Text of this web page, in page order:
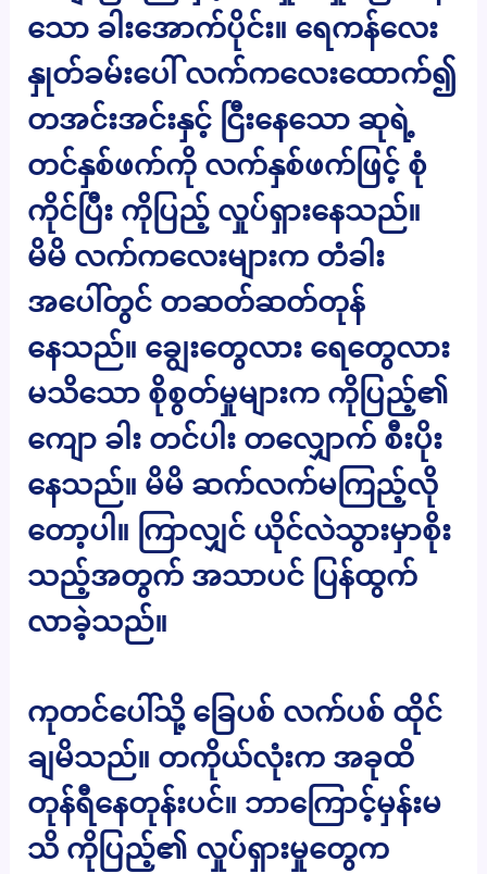
သော ခါးအောက်ပိုင်း။ ရေကန်လေး
နှုတ်ခမ်းပေါ် လက်ကလေးထောက်၍
တအင်းအင်းနှင့် ငြီးနေသော ဆုရဲ့
တင်နှစ်ဖက်ကို လက်နှစ်ဖက်ဖြင့် စုံ
ကိုင်ပြီး ကိုပြည့် လှုပ်ရှားနေသည်။
မိမိ လက်ကလေးများက တံခါး
အပေါ်တွင် တဆတ်ဆတ်တုန်
နေသည်။ ချွေးတွေလား ရေတွေလား
မသိသော စိုစွတ်မှုများက ကိုပြည့်၏
ကျော ခါး တင်ပါး တလျှောက် စီးပိုး
နေသည်။ မိမိ ဆက်လက်မကြည့်လို
တော့ပါ။ ကြာလျှင် ယိုင်လဲသွားမှာစိုး
သည့်အတွက် အသာပင် ပြန်ထွက်
လာခဲ့သည်။
ကုတင်ပေါ်သို့ ခြေပစ် လက်ပစ် ထိုင်
ချမိသည်။ တကိုယ်လုံးက အခုထိ
တုန်ရီနေတုန်းပင်။ ဘာကြောင့်မှန်းမ
သိ ကိုပြည့်၏ လှုပ်ရှားမှုတွေက